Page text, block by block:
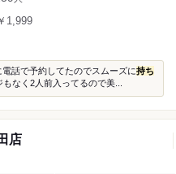
1,999
話で予約してたのでスムーズに持ち
なく2人前入ってるので美...
店